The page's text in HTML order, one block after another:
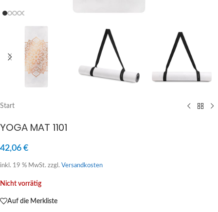
Start
YOGA MAT 1101
42,06 €
inkl. 19 % MwSt. zzgl. Versandkosten
Nicht vorrätig
Auf die Merkliste